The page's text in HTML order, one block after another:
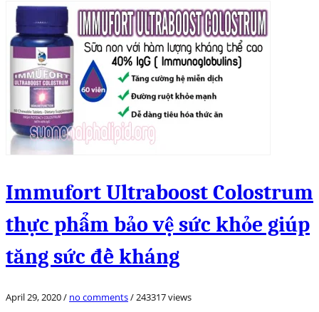
Immufort Ultraboost Colostrum
thực phẩm bảo vệ sức khỏe giúp
tăng sức đề kháng
April 29, 2020/ no comments/243317 views